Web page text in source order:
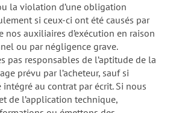
la violation d’une obligation
si ceux-ci ont été causés par
nos auxiliaires d’exécution en raison
ou par négligence grave.
pas responsables de l’aptitude de la
prévu par l’acheteur, sauf si
intégré au contrat par écrit. Si nous
de l’application technique,